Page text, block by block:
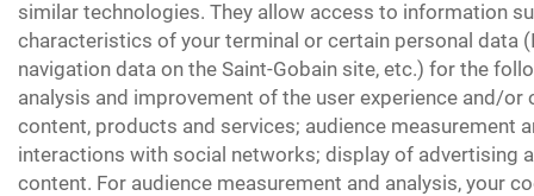
similar technologies. They allow access to information
characteristics of your terminal or certain personal data
navigation data on the Saint-Gobain site, etc.) for the
analysis and improvement of the user experience and/or
content, products and services; audience measurement
interactions with social networks; display of advertising
content. For audience measurement and analysis, your